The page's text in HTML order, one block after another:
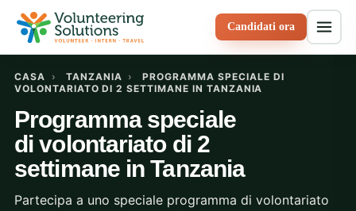
Candidati ora
CASA › TANZANIA ›
PROGRAMMA SPECIALE DI
VOLONTARIATO DI 2 SETTIMANE IN TANZANIA
Programma speciale
di volontariato di 2
settimane in Tanzania
Partecipa a uno speciale programma di volontariato